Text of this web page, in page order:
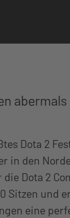
Dota 2
in den
Dota 2
Sitzen und
eine